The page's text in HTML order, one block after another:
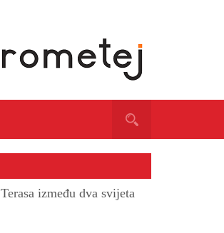
Terasa između dva svijeta